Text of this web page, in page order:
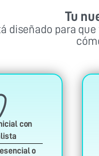
Tu
diseñado para
con
o